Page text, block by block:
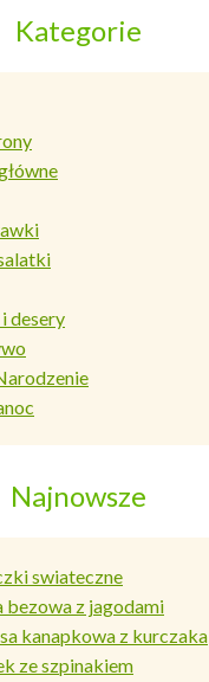
Kategorie
desery
Najnowsze
swiateczne
bezowa z jagodami
kanapkowa z kurczaka
ze szpinakiem